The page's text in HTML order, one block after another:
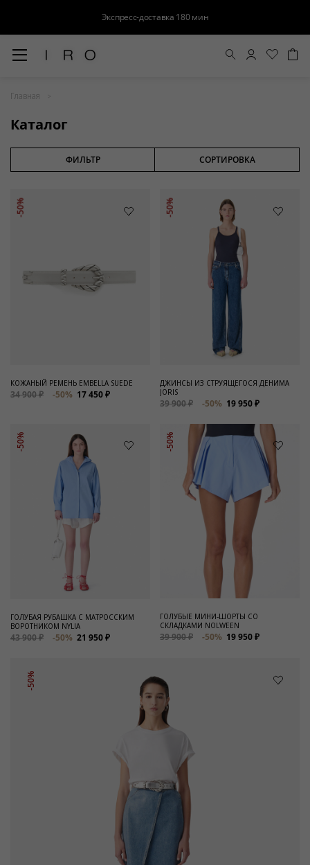
Экспресс-доставка 180 мин
Главная
Каталог
Распродажа
Для нее
Сумки и аксессуары
ФИЛЬТР СОРТИРОВКА
-50%
КОЖАНЫЙ РЕМЕНЬ EMBELLA SUEDE
34 900 ₽ -50% 17 450 ₽
-50%
ДЖИНСЫ ИЗ СТРУЯЩЕГОСЯ ДЕНИМА
JORIS
39 900 ₽ -50% 19 950 ₽
-50%
ГОЛУБАЯ РУБАШКА С МАТРОССКИМ
ВОРОТНИКОМ NYLIA
43 900 ₽ -50% 21 950 ₽
-50%
ГОЛУБЫЕ МИНИ-ШОРТЫ СО
СКЛАДКАМИ NOLWEEN
39 900 ₽ -50% 19 950 ₽
-50%